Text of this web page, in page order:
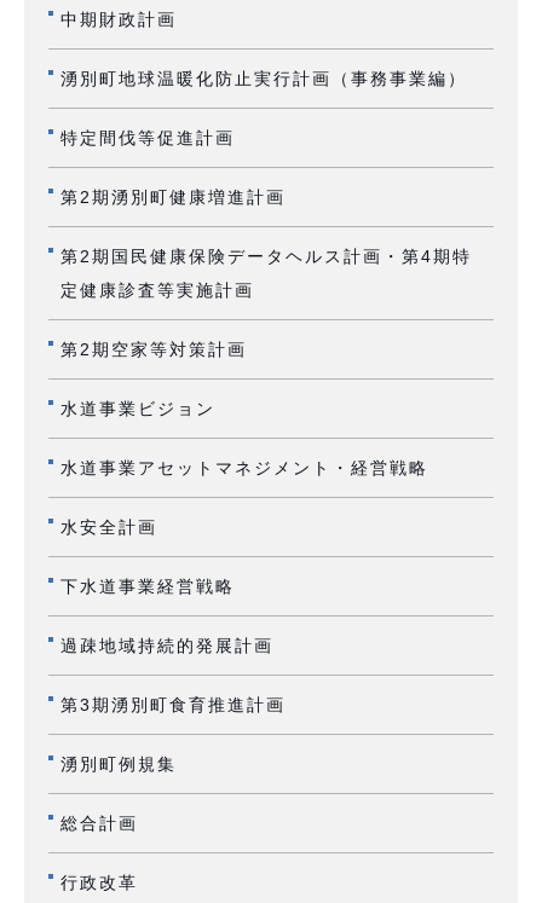
中期財政計画
湧別町地球温暖化防止実行計画（事務事業編）
特定間伐等促進計画
第2期湧別町健康増進計画
第2期国民健康保険データヘルス計画・第4期特
定健康診査等実施計画
第2期空家等対策計画
水道事業ビジョン
水道事業アセットマネジメント・経営戦略
水安全計画
下水道事業経営戦略
過疎地域持続的発展計画
第3期湧別町食育推進計画
湧別町例規集
総合計画
行政改革